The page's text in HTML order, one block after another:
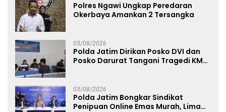
Polres Ngawi Ungkap Peredaran
Okerbaya Amankan 2 Tersangka
03/08/2026
Polda Jatim Dirikan Posko DVI dan
Posko Darurat Tangani Tragedi KMP
03/08/2026
Polda Jatim Bongkar Sindikat
Penipuan Online Emas Murah, Lima